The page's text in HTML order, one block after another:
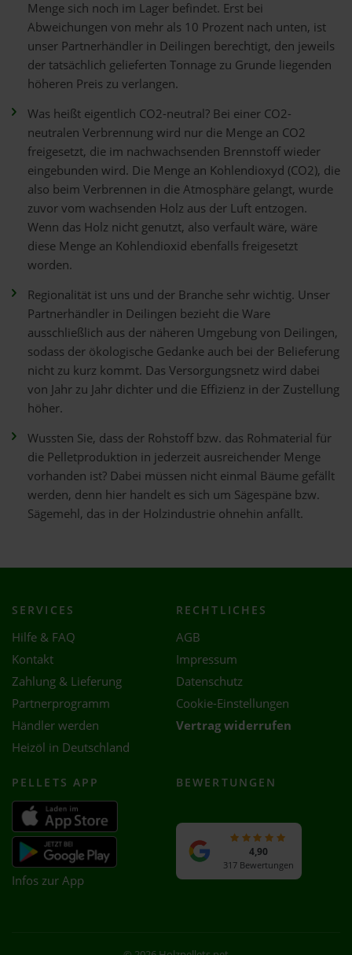
Menge sich noch im Lager befindet. Erst bei
Abweichungen von mehr als 10 Prozent nach unten, ist
unser Partnerhändler in Deilingen berechtigt, den jeweils
der tatsächlich gelieferten Tonnage zu Grunde liegenden
höheren Preis zu verlangen.
Was heißt eigentlich CO2-neutral? Bei einer CO2-
neutralen Verbrennung wird nur die Menge an CO2
freigesetzt, die im nachwachsenden Brennstoff wieder
eingebunden wird. Die Menge an Kohlendioxyd (CO2), die
also beim Verbrennen in die Atmosphäre gelangt, wurde
zuvor vom wachsenden Holz aus der Luft entzogen.
Wenn das Holz nicht genutzt, also verfault wäre, wäre
diese Menge an Kohlendioxid ebenfalls freigesetzt
worden.
Regionalität ist uns und der Branche sehr wichtig. Unser
Partnerhändler in Deilingen bezieht die Ware
ausschließlich aus der näheren Umgebung von Deilingen,
sodass der ökologische Gedanke auch bei der Belieferung
nicht zu kurz kommt. Das Versorgungsnetz wird dabei
von Jahr zu Jahr dichter und die Effizienz in der Zustellung
höher.
Wussten Sie, dass der Rohstoff bzw. das Rohmaterial für
die Pelletproduktion in jederzeit ausreichender Menge
vorhanden ist? Dabei müssen nicht einmal Bäume gefällt
werden, denn hier handelt es sich um Sägespäne bzw.
Sägemehl, das in der Holzindustrie ohnehin anfällt.
SERVICES
Hilfe & FAQ
Kontakt
Zahlung & Lieferung
Partnerprogramm
Händler werden
Heizöl in Deutschland
RECHTLICHES
AGB
Impressum
Datenschutz
Cookie-Einstellungen
Vertrag widerrufen
PELLETS APP
Infos zur App
BEWERTUNGEN
4,90
317 Bewertungen